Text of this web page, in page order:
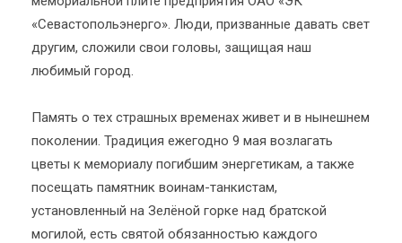
«Севастопольэнерго». Люди, призванные давать свет
другим, сложили свои головы, защищая наш
любимый город.
Память о тех страшных временах живет и в нынешнем
поколении. Традиция ежегодно 9 мая возлагать
цветы к мемориалу погибшим энергетикам, а также
посещать памятник воинам-танкистам,
установленный на Зелёной горке над братской
могилой, есть святой обязанностью каждого